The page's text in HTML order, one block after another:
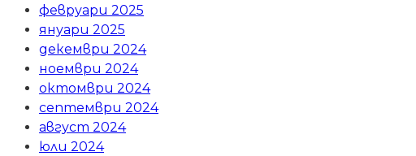
февруари 2025
януари 2025
декември 2024
ноември 2024
октомври 2024
септември 2024
август 2024
юли 2024